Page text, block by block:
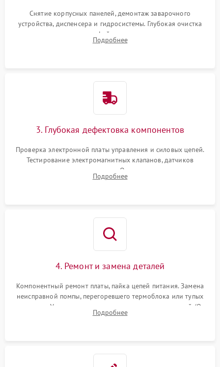
Снятие корпусных панелей, демонтаж заварочного
устройства, диспенсера и гидросистемы. Глубокая очистка
внутренних узлов от кофейных масел, жмыха и накипи.
Промывка дренажных каналов и фильтров с использованием
Подробнее
3. Глубокая дефектовка компонентов
Проверка электронной платы управления и силовых цепей.
Тестирование электромагнитных клапанов, датчиков
температуры и расходомера. Оценка степени износа
жерновов кофемолки, уплотнительных колец гидросистемы
Подробнее
4. Ремонт и замена деталей
Компонентный ремонт платы, пайка цепей питания. Замена
неисправной помпы, перегоревшего термоблока или тупых
жерновов. Установка новых силиконовых уплотнителей (O-
ring) и тефлоновых трубок для надежного устранения
Подробнее